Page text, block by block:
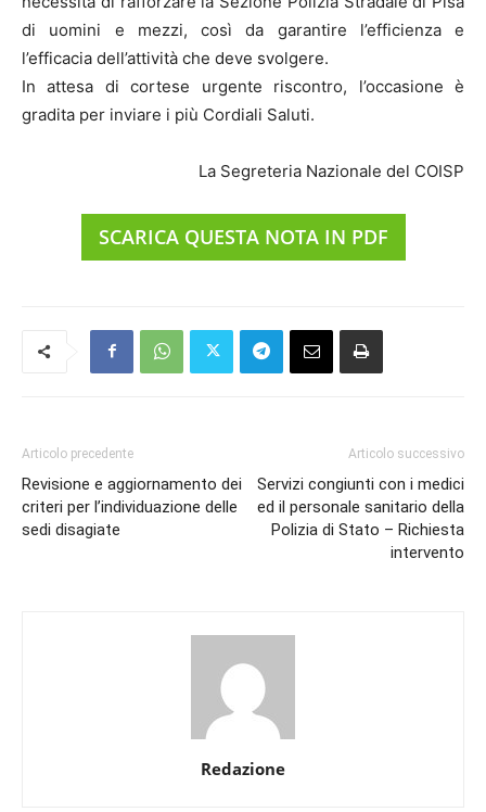
di uomini e mezzi, così da garantire l’efficienza e
l’efficacia dell’attività che deve svolgere.
In attesa di cortese urgente riscontro, l’occasione è
gradita per inviare i più Cordiali Saluti.
La Segreteria Nazionale del COISP
SCARICA QUESTA NOTA IN PDF
Articolo precedente
Revisione e aggiornamento dei
criteri per l’individuazione delle
sedi disagiate
Articolo successivo
Servizi congiunti con i medici
ed il personale sanitario della
Polizia di Stato – Richiesta
intervento
Redazione